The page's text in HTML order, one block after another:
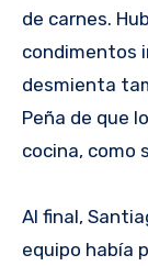
de carnes.
condimentos
desmienta
Peña de que
cocina, como
Al final,
equipo había